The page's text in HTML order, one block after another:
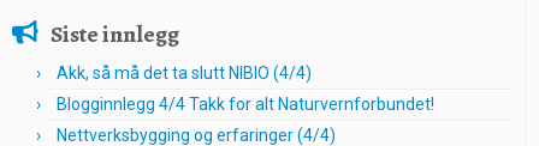
Siste innlegg
Akk, så må det ta slutt NIBIO (4/4)
Blogginnlegg 4/4 Takk for alt Naturvernforbundet!
Nettverksbygging og erfaringer (4/4)